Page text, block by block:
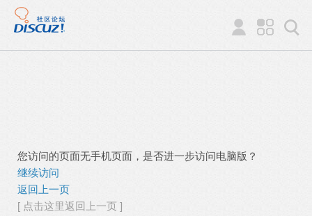
您访问的页面无手机页面，是否进一步访问电脑版？
继续访问
返回上一页
[ 点击这里返回上一页 ]